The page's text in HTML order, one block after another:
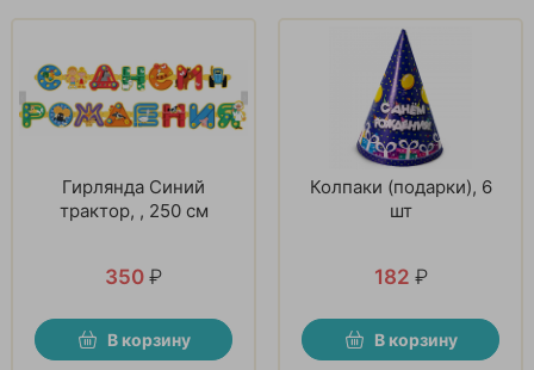
Гирлянда Синий
трактор, , 250 см
350 ₽
В корзину
Колпаки (подарки), 6
шт
182 ₽
В корзину